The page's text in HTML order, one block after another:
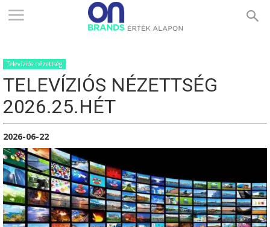
ONBRANDS
–
ALAPON
Televíziós nézettség
TELEVÍZIÓS NÉZETTSÉG
2026.25.HÉT
2026-06-22